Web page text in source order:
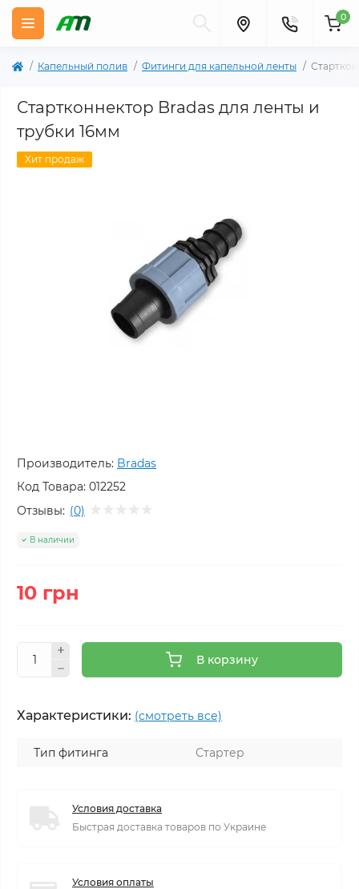
0
Капельный полив Фитинги для капельной ленты
Стартконнектор Bradas для ленты и
трубки 16мм
Хит продаж
Производитель: Bradas
Код Товара: 012252
Отзывы: (0)
В наличии
10 грн
В корзину
Характеристики: (смотреть все)
Тип фитинга Стартер
Условия доставка
Быстрая доставка товаров по Украине
Условия оплаты